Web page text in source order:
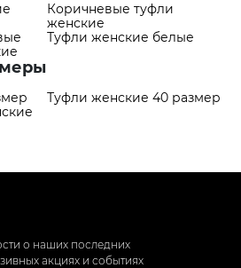
Коричневые туфли
женские
Туфли женские белые
Туфли женские 40 размер
о наших последних
акциях и событиях